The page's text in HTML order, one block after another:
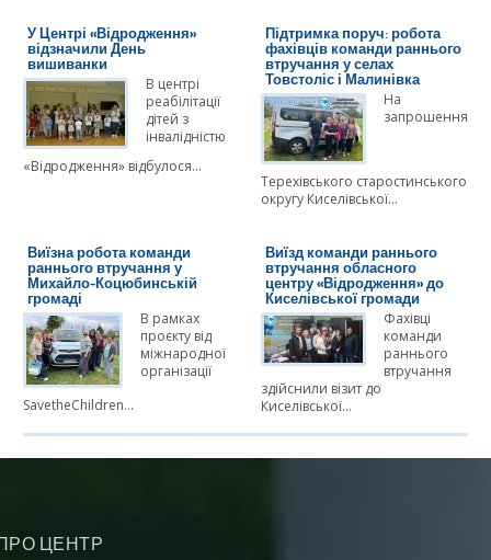
У Центрі «Відродження»
відзначили День
вишиванки
В центрі
реабілітації
дітей з
інвалідністю
«Відродження» відбулося…
Підтримка поруч: робота
фахівців команди раннього
втручання у селах
Товстоліс і Малинівка
На
запрошення
Терехівського старостинського
округу Киселівської…
Виїзна робота команди
раннього втручання у
Михайло-Коцюбинській
громаді
В рамках
проєкту від
міжнародної
організації
SavetheChildren…
Виїзд команди раннього
втручання обласного
центру «Відродження» до
Киселівської громади
Фахівці
команди
раннього
втручання
здійснили візит до
Киселівської…
ЦЕНТР